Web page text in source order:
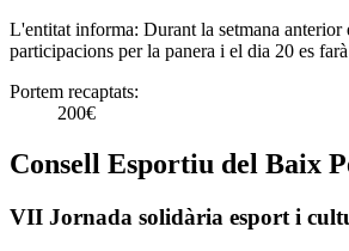
L'entitat informa: Durant la setmana anterior
participacions per la panera i el dia 20 es
Portem recaptats:
200€
Consell Esportiu del Baix
VII Jornada solidària esport i